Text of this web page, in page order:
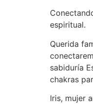
espiritual.
Querida
sabiduría
chakras
Iris, mujer